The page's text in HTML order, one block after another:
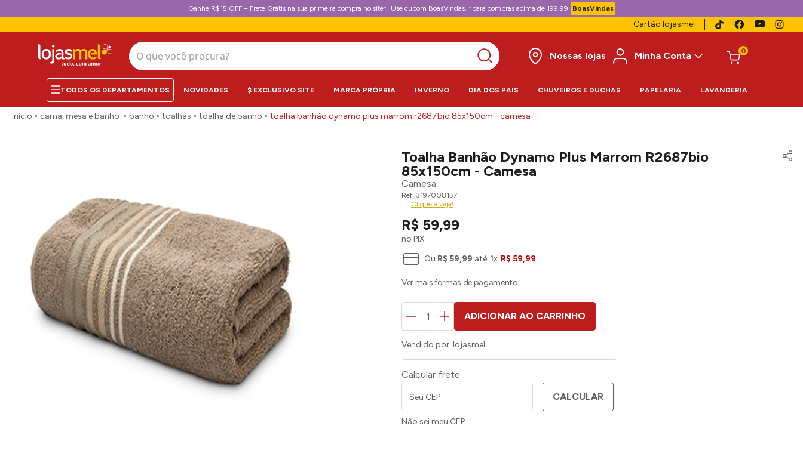
Ganhe R$15 OFF + Frete Grátis na sua primeira compra no site*. Use cupom BoasVindas. *para compras acima de 199,99 BoasVindas
Cartão lojasmel
O que você procura?
Nossas lojas
Minha Conta 0
NOVIDADES $ EXCLUSIVO SITE MARCA PRÓPRIA INVERNO DIA DOS PAIS CHUVEIROS E DUCHAS PAPELARIA LAVANDERIA
cama, mesa e banho banho toalhas toalha de banho toalha banhão dynamo plus marrom r2687bio 85x150cm - camesa
Toalha Banhão Dynamo Plus Marrom R2687bio
85x150cm - Camesa
Camesa
3197008157
Clique e veja!
R$ 59,99
no PIX
Ou R$ 59,99 até 1x R$ 59,99
ADICIONAR AO CARRINHO
Vendido por: lojasmel
Calcular frete
CALCULAR
Não sei meu CEP